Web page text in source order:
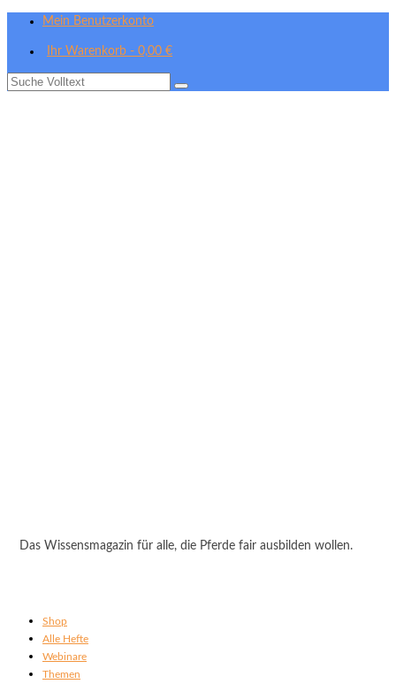
Mein Benutzerkonto
Ihr Warenkorb - 0,00 €
Suche
Das Wissensmagazin für alle, die Pferde fair ausbilden wollen.
Shop
Alle Hefte
Webinare
Themen